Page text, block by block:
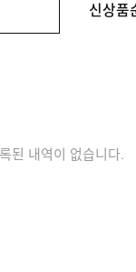
신상품
된 내역이 없습니다.